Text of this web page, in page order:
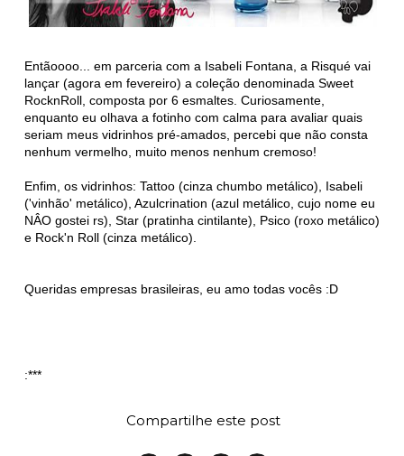
Entãoooo... em parceria com a Isabeli Fontana, a Risqué vai
lançar (agora em fevereiro) a coleção denominada Sweet
RocknRoll, composta por 6 esmaltes. Curiosamente,
enquanto eu olhava a fotinho com calma para avaliar quais
seriam meus vidrinhos pré-amados, percebi que não consta
nenhum vermelho, muito menos nenhum cremoso!
Enfim, os vidrinhos: Tattoo (cinza chumbo metálico), Isabeli
('vinhão' metálico), Azulcrination (azul metálico, cujo nome eu
NÂO gostei rs), Star (pratinha cintilante), Psico (roxo metálico)
e Rock'n Roll (cinza metálico).
Queridas empresas brasileiras, eu amo todas vocês :D
:***
Compartilhe este post